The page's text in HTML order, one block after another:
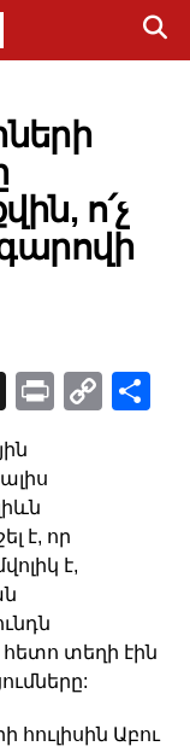
ո՛չ
X PrintCopy
է, որ
է,
հետո տեղի էին
հուլիսին Աբու